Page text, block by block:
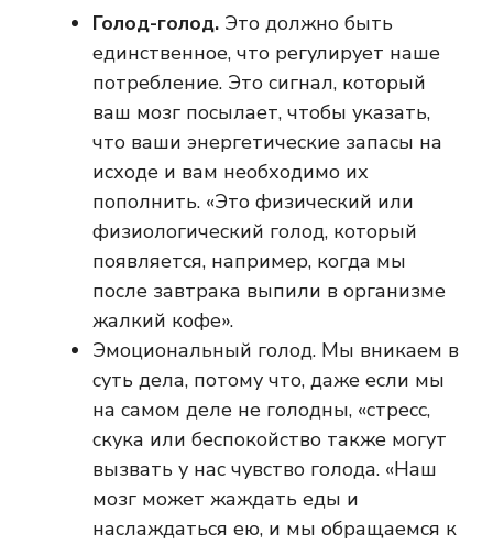
Голод-голод. Это должно быть
единственное, что регулирует наше
потребление. Это сигнал, который
ваш мозг посылает, чтобы указать,
что ваши энергетические запасы на
исходе и вам необходимо их
пополнить. «Это физический или
физиологический голод, который
появляется, например, когда мы
после завтрака выпили в организме
жалкий кофе».
Эмоциональный голод. Мы вникаем в
суть дела, потому что, даже если мы
на самом деле не голодны, «стресс,
скука или беспокойство также могут
вызвать у нас чувство голода. «Наш
мозг может жаждать еды и
наслаждаться ею, и мы обращаемся к